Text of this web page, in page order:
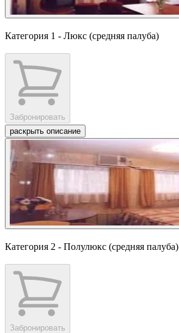
Категория 1 - Люкс (средняя палуба)
Забронировать
раскрыть описание
Категория 2 - Полулюкс (средняя палуба)
Забронировать